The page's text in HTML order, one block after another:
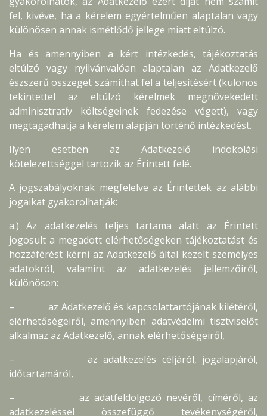
fel, kivéve, ha a kérelem egyértelműen alaptalan vagy
különösen annak ismétlődő jellege miatt eltúlzó.
Ha és amennyiben a kért intézkedés, tájékoztatás
eltúlzó vagy nyilvánvalóan alaptalan az Adatkezelő
észszerű összeget számíthat fel a teljesítésért (különös
tekintettel az eltúlzó kérelmek megnövekedett
adminisztratív költségeinek fedezése végett), vagy
megtagadhatja a kérelem alapján történő intézkedést.
Ilyen esetben az Adatkezelő indokolási
kötelezettséggel tartozik az Érintett felé.
A jogszabályoknak megfelelve az Érintettek az alábbi
jogaikat gyakorolhatják:
a.) Az adatkezelés teljes tartama alatt az Érintett
jogosult a megadott elérhetőségeken tájékoztatást és
hozzáférést kérni az Adatkezelő által kezelt személyes
adatokról, valamint az adatkezelés jellemzőiről,
különösen:
– az Adatkezelő és kapcsolattartójának kilétéről,
elérhetőségeiről, amennyiben adatvédelmi tisztviselőt
alkalmaz az Adatkezelő, annak elérhetőségeiről,
– az adatkezelés céljáról, jogalapjáról,
időtartamáról,
– az adatfeldolgozó nevéről, címéről, az
adatkezeléssel összefüggő tevékenységéről,